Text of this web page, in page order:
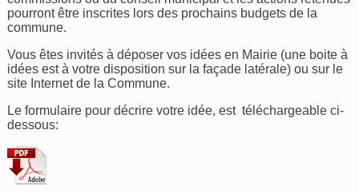
pourront être inscrites lors des prochains budgets de la
commune.
Vous êtes invités à déposer vos idées en Mairie (une boite à
idées est à votre disposition sur la façade latérale) ou sur le
site Internet de la Commune.
Le formulaire pour décrire votre idée, est téléchargeable ci-
dessous: